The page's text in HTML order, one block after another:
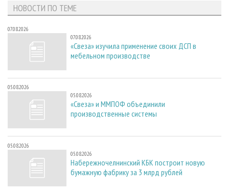
НОВОСТИ ПО ТЕМЕ
07.08.2026
07.08.2026
«Свеза» изучила применение своих ДСП в
мебельном производстве
05.08.2026
05.08.2026
«Свеза» и ММПОФ объединили
производственные системы
05.08.2026
05.08.2026
Набережночелнинский КБК построит новую
бумажную фабрику за 3 млрд рублей